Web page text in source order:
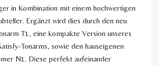
in Kombination mit einem hochwertigen
Ergänzt wird dies durch den neu
T1, eine kompakte Version unseres
Tonarms, sowie den hauseigenen
N1. Diese perfekt aufeinander